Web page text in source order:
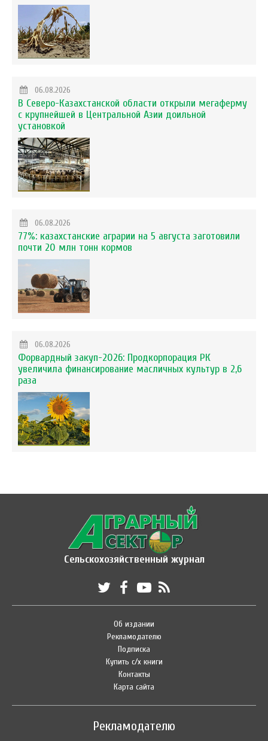
06.08.2026
В Северо-Казахстанской области открыли мегаферму
с крупнейшей в Центральной Азии доильной
установкой
06.08.2026
77%: казахстанские аграрии на 5 августа заготовили
почти 20 млн тонн кормов
06.08.2026
Форвардный закуп-2026: Продкорпорация РК
увеличила финансирование масличных культур в 2,6
раза
Сельскохозяйственный журнал
Об издании
Рекламодателю
Подписка
Купить с/х книги
Контакты
Карта сайта
Рекламодателю